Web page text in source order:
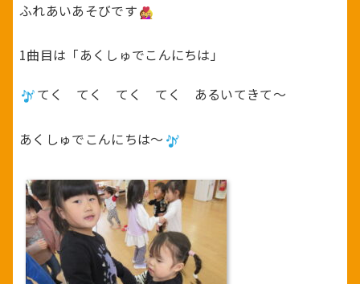
ふれあいあそびです
1曲目は「あくしゅでこんにちは」
てく てく てく てく あるいてきて～
あくしゅでこんにちは～